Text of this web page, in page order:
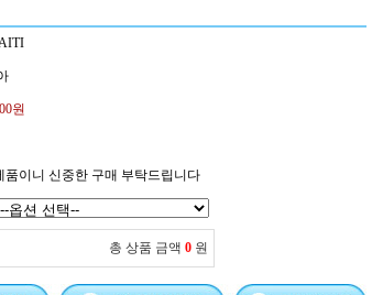
원
품이니 신중한 구매 부탁드립니다
총 상품 금액 0 원